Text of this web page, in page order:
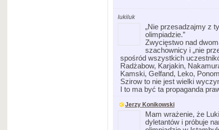
lukiluk
„Nie przesadzajmy z
olimpiadzie.”
Zwycięstwo nad
szachownicy i „nie
spośród wszystkich
Radżabow, Karjakin,
Kamski, Gelfand, Leko,
Szirow to nie jest wielki
I to ma być ta propaganda
Jerzy Konikowski
Mam wrażenie, że
dyletantów i próbuje